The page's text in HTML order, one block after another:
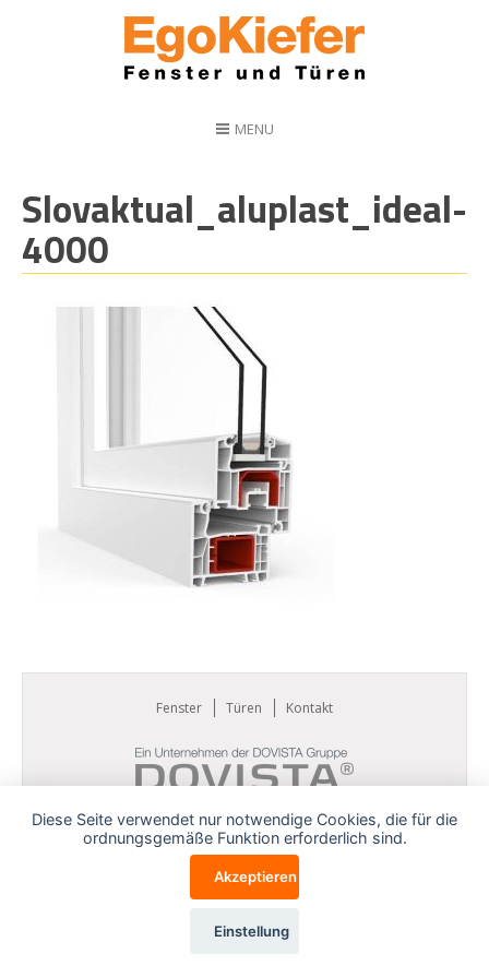
MENU
Slovaktual_aluplast_ideal-
4000
Fenster Türen Kontakt
Diese Seite verwendet nur notwendige Cookies, die für die
ordnungsgemäße Funktion erforderlich sind.
Akzeptieren
Einstellung